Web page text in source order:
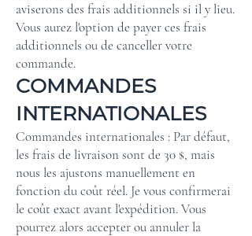
aviserons des frais additionnels si il y lieu.
Vous aurez l'option de payer ces frais
additionnels ou de canceller votre
commande.
COMMANDES
INTERNATIONALES
Commandes internationales : Par défaut,
les frais de livraison sont de 30 $, mais
nous les ajustons manuellement en
fonction du coût réel. Je vous confirmerai
le coût exact avant l'expédition. Vous
pourrez alors accepter ou annuler la